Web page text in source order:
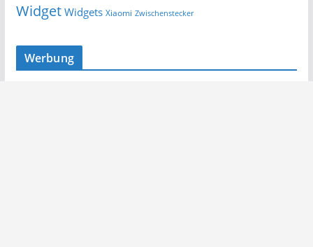
Widget Widgets Xiaomi Zwischenstecker
Werbung